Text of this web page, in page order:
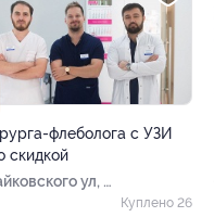
флеболога с УЗИ
скидкой
ул, д.
Куплено 26